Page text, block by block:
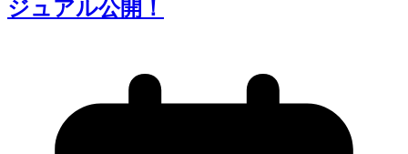
ジュアル公開！